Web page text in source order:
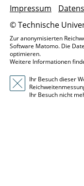
© Technische
Impressum
Zur anonymisierten
Software Matomo. Die
optimieren.
Weitere Informationen
Ihr Besuch dieser
Ihr Besuch nicht